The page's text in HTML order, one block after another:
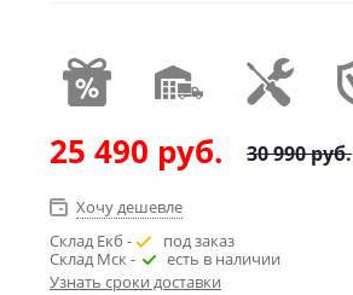
25 490 руб. 30 990руб.
Хочу дешевле
Склад Екб -
под заказ
Склад Мск -
есть в наличии
Узнать сроки доставки